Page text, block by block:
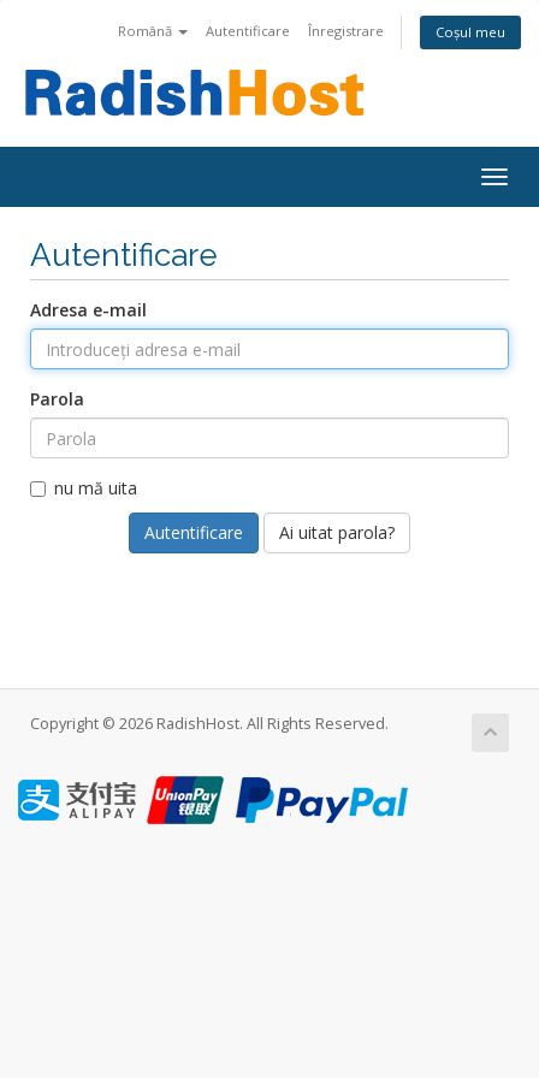
Română Autentificare Înregistrare Coșul meu
Autentificare
Adresa e-mail
Parola
nu mă uita
Ai uitat parola?
Copyright © 2026 RadishHost. All Rights Reserved.